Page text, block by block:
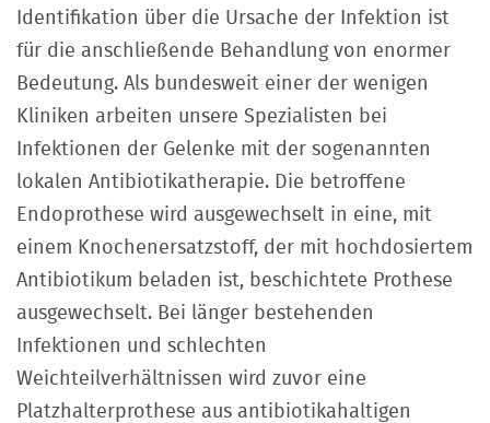
Identifikation über die Ursache der Infektion ist
für die anschließende Behandlung von enormer
Bedeutung. Als bundesweit einer der wenigen
Kliniken arbeiten unsere Spezialisten bei
Infektionen der Gelenke mit der sogenannten
lokalen Antibiotikatherapie. Die betroffene
Endoprothese wird ausgewechselt in eine, mit
einem Knochenersatzstoff, der mit hochdosiertem
Antibiotikum beladen ist, beschichtete Prothese
ausgewechselt. Bei länger bestehenden
Infektionen und schlechten
Weichteilverhältnissen wird zuvor eine
Platzhalterprothese aus antibiotikahaltigen